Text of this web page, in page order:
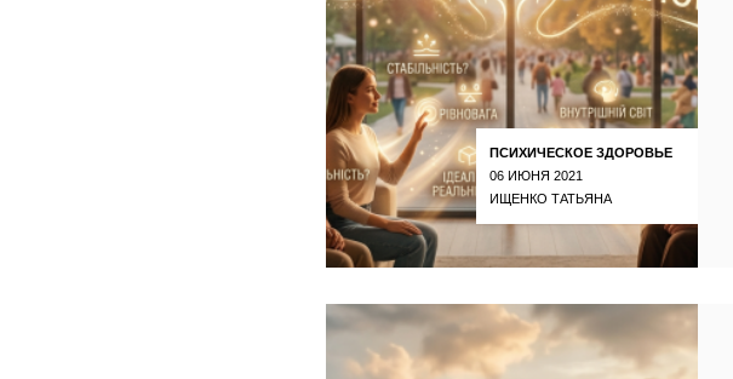
ПСИХИЧЕСКОЕ ЗДОРОВЬЕ
06 ИЮНЯ 2021
ИЩЕНКО ТАТЬЯНА